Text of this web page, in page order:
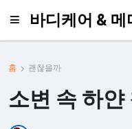
바디케어 & 메
홈 괜찮을까
소변 속 하